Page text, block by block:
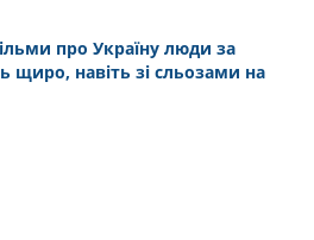
про Україну люди за
навіть зі сльозами на